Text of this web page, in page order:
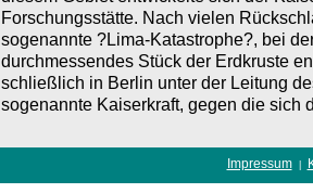
Forschungsstätte. Nach vielen
sogenannte ?Lima-Katastrophe?, bei
durchmessendes Stück der Erdkruste
schließlich in Berlin unter der Leitung
sogenannte Kaiserkraft, gegen die sich
Impressum